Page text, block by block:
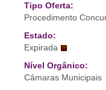
Tipo Oferta:
Procedimento
Estado:
Expirada
Nível Orgânico:
Câmaras Municipais